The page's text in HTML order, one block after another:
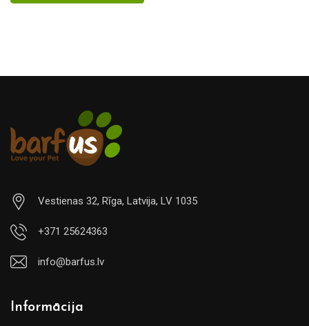
Vestienas 32, Rīga, Latvija, LV 1035
+371 25624363
info@barfus.lv
Informācija